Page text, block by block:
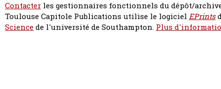
Contacter les gestionnaires fonctionnels du dépôt/
Toulouse Capitole Publications utilise le logiciel EPrints
Sciencede l'université de Southampton. Plus